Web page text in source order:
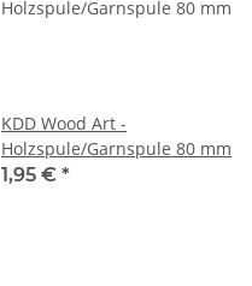
KDD Wood Art -
Holzspule/Garnspule 80 mm
1,95 € *